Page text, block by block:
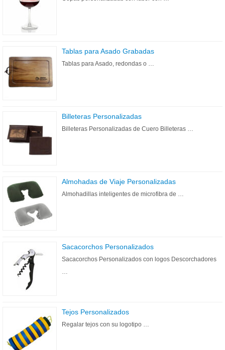
Tablas para Asado Grabadas
Tablas para Asado, redondas o …
Billeteras Personalizadas
Billeteras Personalizadas de Cuero Billeteras …
Almohadas de Viaje Personalizadas
Almohadillas inteligentes de microfibra de …
Sacacorchos Personalizados
Sacacorchos Personalizados con logos Descorchadores
…
Tejos Personalizados
Regalar tejos con su logotipo …